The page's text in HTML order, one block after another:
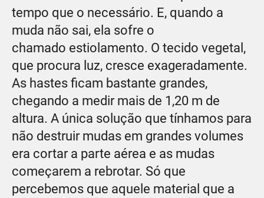
tempo que o necessário. E, quando a
muda não sai, ela sofre o
chamado estiolamento. O tecido vegetal,
que procura luz, cresce exageradamente.
As hastes ficam bastante grandes,
chegando a medir mais de 1,20 m de
altura. A única solução que tínhamos para
não destruir mudas em grandes volumes
era cortar a parte aérea e as mudas
começarem a rebrotar. Só que
percebemos que aquele material que a